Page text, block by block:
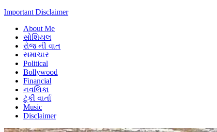
Important Disclaimer
About Me
સોશિયલ
રોજ ની વાત
સમાચાર
Political
Bollywood
Financial
નવલિકા
ટૂંકી વાર્તા
Music
Disclaimer